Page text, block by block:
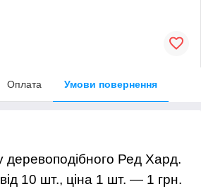
Оплата Умови повернення
деревоподібного Ред Хард.
10 шт., ціна 1 шт. — 1 грн.